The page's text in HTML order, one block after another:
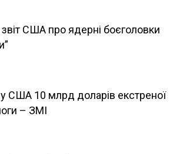
США про ядерні боєголовки
у США 10 млрд доларів екстреної
– ЗМІ